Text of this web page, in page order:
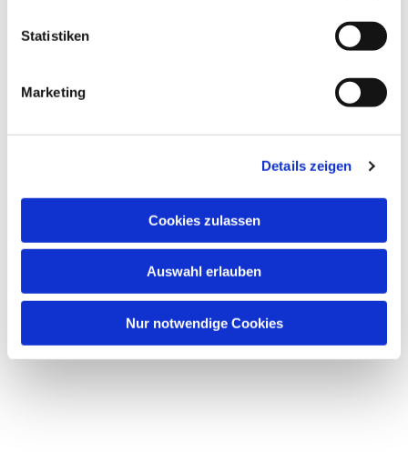
Statistiken
Marketing
Details zeigen
Cookies zulassen
Auswahl erlauben
Nur notwendige Cookies
interessieren